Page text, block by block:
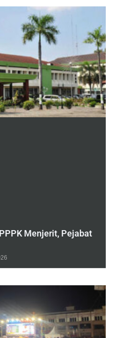
Menjerit, Pejabat